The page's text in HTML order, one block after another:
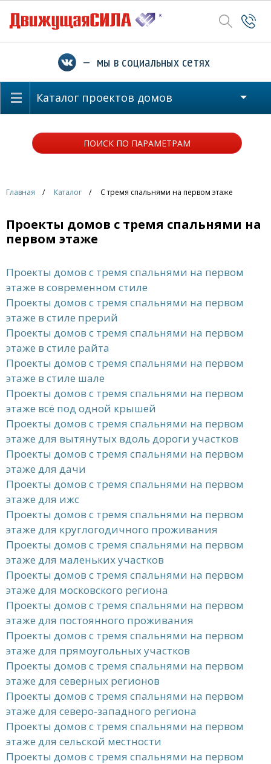
— мы в социальных сетях
Каталог проектов домов
ПОИСК ПО ПАРАМЕТРАМ
Главная Каталог С тремя спальнями на первом этаже
Проекты домов с тремя спальнями на
первом этаже
Проекты домов с тремя спальнями на первом
этаже в современном стиле
Проекты домов с тремя спальнями на первом
этаже в стиле прерий
Проекты домов с тремя спальнями на первом
этаже в стиле райта
Проекты домов с тремя спальнями на первом
этаже в стиле шале
Проекты домов с тремя спальнями на первом
этаже всё под одной крышей
Проекты домов с тремя спальнями на первом
этаже для вытянутых вдоль дороги участков
Проекты домов с тремя спальнями на первом
этаже для дачи
Проекты домов с тремя спальнями на первом
этаже для ижс
Проекты домов с тремя спальнями на первом
этаже для круглогодичного проживания
Проекты домов с тремя спальнями на первом
этаже для маленьких участков
Проекты домов с тремя спальнями на первом
этаже для московского региона
Проекты домов с тремя спальнями на первом
этаже для постоянного проживания
Проекты домов с тремя спальнями на первом
этаже для прямоугольных участков
Проекты домов с тремя спальнями на первом
этаже для северных регионов
Проекты домов с тремя спальнями на первом
этаже для северо-западного региона
Проекты домов с тремя спальнями на первом
этаже для сельской местности
Проекты домов с тремя спальнями на первом